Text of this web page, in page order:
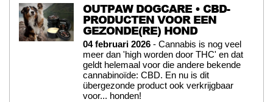
OUTPAW DOGCARE • CBD-
PRODUCTEN VOOR EEN
GEZONDE(RE) HOND
04 februari 2026 - Cannabis is nog veel
meer dan 'high worden door THC' en dat
geldt helemaal voor die andere bekende
cannabinoïde: CBD. En nu is dit
übergezonde product ook verkrijgbaar
voor... honden!